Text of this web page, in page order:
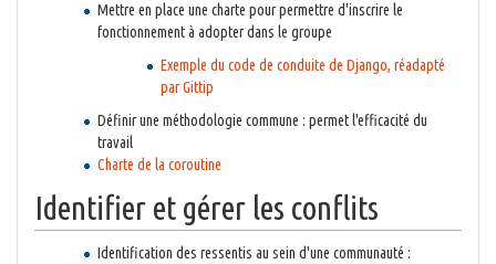
Mettre en place une charte pour permettre d'inscrire le
fonctionnement à adopter dans le groupe
Exemple du code de conduite de Django, réadapté
par Gittip
Définir une méthodologie commune : permet l'efficacité du
travail
Charte de la coroutine
Identifier et gérer les conflits
Identification des ressentis au sein d'une communauté :